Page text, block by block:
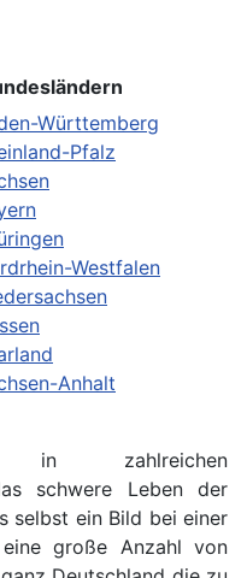
Württemberg
Pfalz
Westfalen
Anhalt
in zahlreichen
schwere Leben der
selbst ein Bild bei einer
große Anzahl von